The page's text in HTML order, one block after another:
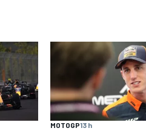
MOTOGP13 h